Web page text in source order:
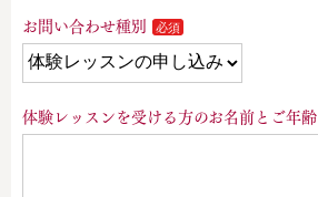
お問い合わせ種別
体験レッスンを受ける方のお名前とご年齢